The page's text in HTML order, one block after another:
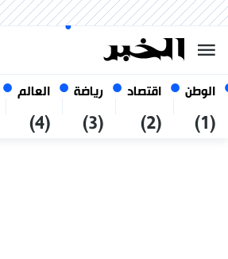
الوطن
(1)
اقتصاد
(2)
رياضة
(3)
العالم
(4)
أغسطس 2026
الجزائر